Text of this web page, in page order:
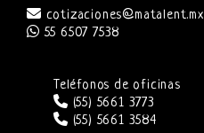
cotizaciones@matalent.mx
55 6507 7538
Teléfonos de oficinas
(55) 5661 3773
(55) 5661 3584